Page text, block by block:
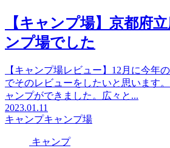
【キャンプ場】京都府
ンプ場でした
【キャンプ場レビュー】12月に今年
でそのレビューをしたいと思います
ャンプができました。広々と...
2023.01.11
キャンプキャンプ場
キャンプ